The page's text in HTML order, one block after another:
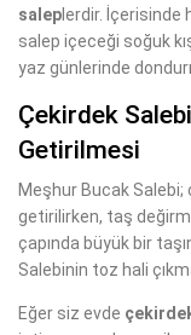
saleplerdir. İçerisinde
salep içeceği soğuk
yaz günlerinde
Çekirdek
Getirilmesi
Meşhur Bucak
getirilirken, taş
çapında büyük bir
Salebinin toz hali
Eğer siz evde